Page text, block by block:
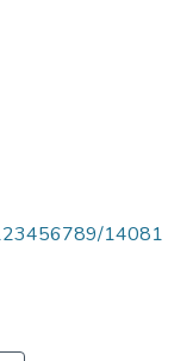
14081